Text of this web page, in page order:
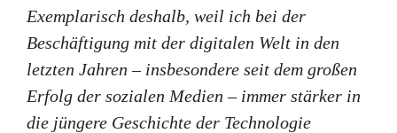
Exemplarisch deshalb, weil ich bei der
Beschäftigung mit der digitalen Welt in den
letzten Jahren – insbesondere seit dem großen
Erfolg der sozialen Medien – immer stärker in
die jüngere Geschichte der Technologie